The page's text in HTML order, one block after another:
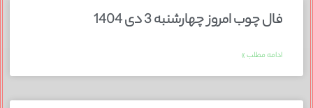
فال چوب امروز چهارشنبه 3 دی 1404
ادامه مطلب »